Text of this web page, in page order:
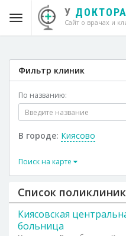
У ДОКТОРА
Сайт о врачах и
Фильтр клиник
По названию:
В городе: Киясово
Поиск на карте
Список
Киясовская
больница